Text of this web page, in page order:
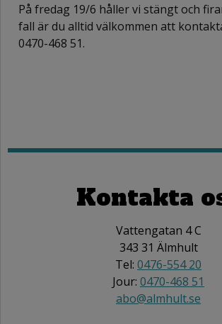
På fredag 19/6 håller vi stängt och
fall är du alltid välkommen att
0470-468 51.
Kontakta
Vattengatan 4 C
343 31 Älmhult
Tel: 0476-554 20
Jour: 0470-468 51
abo@almhult.se